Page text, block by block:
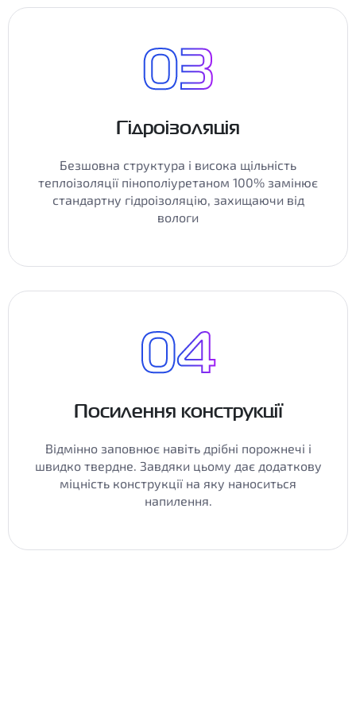
Гідроізоляція
Безшовна структура і висока щільність
теплоізоляції пінополіуретаном 100% замінює
стандартну гідроізоляцію, захищаючи від
вологи
Посилення конструкції
Відмінно заповнює навіть дрібні порожнечі і
швидко твердне. Завдяки цьому дає додаткову
міцність конструкції на яку наноситься
напилення.